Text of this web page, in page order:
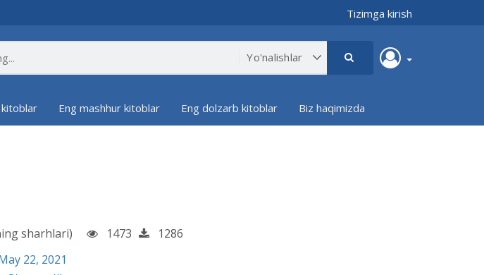
Tizimga kirish
Eng mashhur kitoblar Eng dolzarb kitoblar Biz haqimizda
sharhlari) 1473
1286
22, 2021